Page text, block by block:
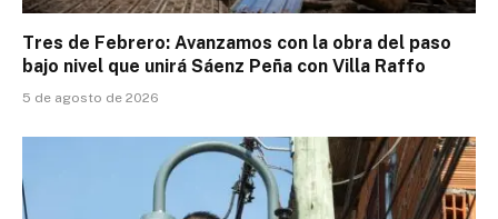
Tres de Febrero: Avanzamos con la obra del paso
bajo nivel que unirá Sáenz Peña con Villa Raffo
5 de agosto de 2026